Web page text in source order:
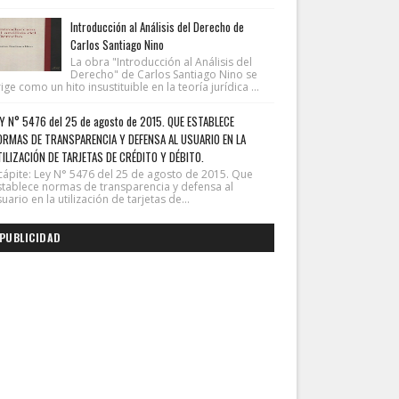
Introducción al Análisis del Derecho de
Carlos Santiago Nino
La obra "Introducción al Análisis del
Derecho" de Carlos Santiago Nino se
como un hito insustituible en la teoría jurídica ...
N° 5476 del 25 de agosto de 2015. QUE ESTABLECE
DE TRANSPARENCIA Y DEFENSA AL USUARIO EN LA
DE TARJETAS DE CRÉDITO Y DÉBITO.
Ley N° 5476 del 25 de agosto de 2015. Que
normas de transparencia y defensa al
en la utilización de tarjetas de...
PUBLICIDAD